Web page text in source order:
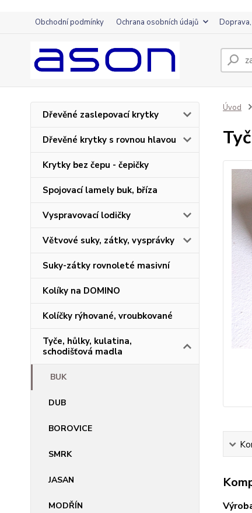
Obchodní podmínky Ochrana osobních údajů
Dřevěné zaslepovací krytky
Dřevěné krytky s rovnou hlavou
Krytky bez čepu - čepičky
Spojovací lamely buk, bříza
Vyspravovací lodičky
Větvové suky, zátky, vysprávky
Suky-zátky rovnoleté masivní
Kolíky na DOMINO
Kolíčky rýhované, vroubkované
Tyče, hůlky, kulatina,
schodišťová madla
BUK
DUB
BOROVICE
SMRK
JASAN
MODŘÍN
Úvod